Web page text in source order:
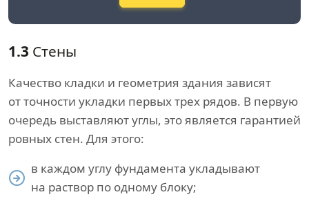
1.3 Стены
Качество кладки и геометрия здания зависят
от точности укладки первых трех рядов. В первую
очередь выставляют углы, это является гарантией
ровных стен. Для этого:
в каждом углу фундамента укладывают
на раствор по одному блоку;